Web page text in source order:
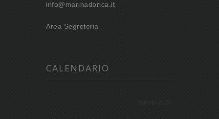
info@marinadorica.it
Area Segreteria
CALENDARIO